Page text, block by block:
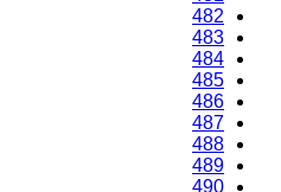
482
483
484
485
486
487
488
489
490